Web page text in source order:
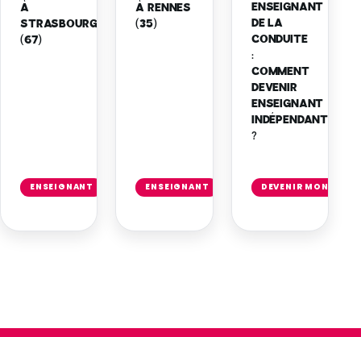
À
STRASBOURG
(67)
ENSEIGNANT
l'article
À RENNES
(35)
ENSEIGNANT
l'article
ENSEIGNANT
DE LA
CONDUITE
:
COMMENT
DEVENIR
ENSEIGNANT
INDÉPENDANT
?
DEVENIR